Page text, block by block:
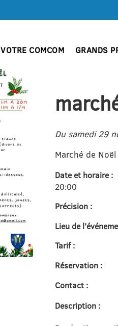
VOTRE COMCOM GRANDS
Du samedi 29
Marché de Noël
Date et horaire :
20:00
Précision :
Lieu de
Tarif :
Réservation :
Contact :
Description :